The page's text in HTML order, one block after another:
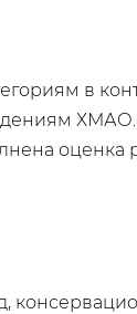
в
оценка